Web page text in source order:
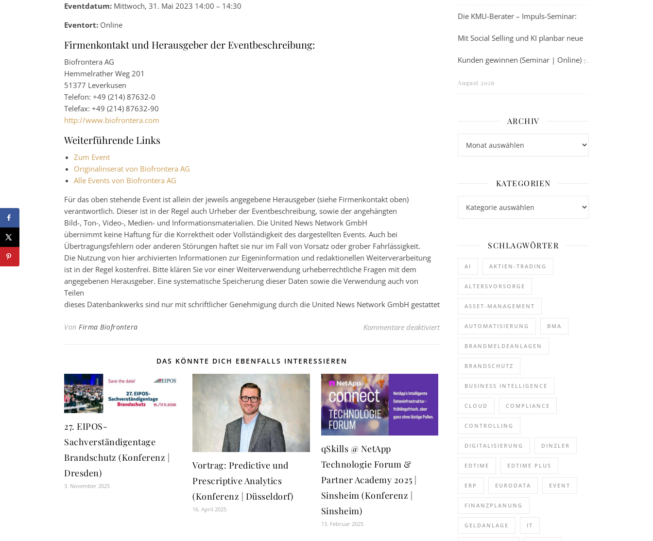
Eventdatum: Mittwoch, 31. Mai 2023 14:00 – 14:30
Eventort: Online
Firmenkontakt und Herausgeber der Eventbeschreibung:
Biofrontera AG
Hemmelrather Weg 201
51377 Leverkusen
Telefon: +49 (214) 87632-0
Telefax: +49 (214) 87632-90
http://www.biofrontera.com
Weiterführende Links
Zum Event
Originalinserat von Biofrontera AG
Alle Events von Biofrontera AG
Für das oben stehende Event ist allein der jeweils angegebene Herausgeber (siehe Firmenkontakt oben)
verantwortlich. Dieser ist in der Regel auch Urheber der Eventbeschreibung, sowie der angehängten
Bild-, Ton-, Video-, Medien- und Informationsmaterialien. Die United News Network GmbH
übernimmt keine Haftung für die Korrektheit oder Vollständigkeit des dargestellten Events. Auch bei
Übertragungsfehlern oder anderen Störungen haftet sie nur im Fall von Vorsatz oder grober Fahrlässigkeit.
Die Nutzung von hier archivierten Informationen zur Eigeninformation und redaktionellen Weiterverarbeitung
ist in der Regel kostenfrei. Bitte klären Sie vor einer Weiterverwendung urheberrechtliche Fragen mit dem
angegebenen Herausgeber. Eine systematische Speicherung dieser Daten sowie die Verwendung auch von
Teilen
dieses Datenbankwerks sind nur mit schriftlicher Genehmigung durch die United News Network GmbH gestattet
Von Firma Biofrontera Kommentare deaktiviertfür Telefonkonferenz am 31. Mai 2023 zu den Ergebnissen für
DAS KÖNNTE DICH EBENFALLS INTERESSIEREN
27. EIPOS-
Sachverständigentage
Brandschutz (Konferenz |
Dresden)
3. November 2025
Vortrag: Predictive und
Prescriptive Analytics
(Konferenz | Düsseldorf)
16. April 2025
qSkills @ NetApp
Technologie Forum &
Partner Academy 2025 |
Sinsheim (Konferenz |
Sinsheim)
13. Februar 2025
Die KMU-Berater – Impuls-Seminar:
Mit Social Selling und KI planbar neue
Kunden gewinnen (Seminar | Online) 7.
August 2026
ARCHIV
KATEGORIEN
SCHLAGWÖRTER
AI AKTIEN-TRADING
ALTERSVORSORGE
ASSET-MANAGEMENT
AUTOMATISIERUNG BMA
BRANDMELDEANLAGEN
BRANDSCHUTZ
BUSINESS INTELLIGENCE
CLOUD COMPLIANCE
CONTROLLING
DIGITALISIERUNG DINZLER
EDTIME EDTIME PLUS
ERP EURODATA EVENT
FINANZPLANUNG
GELDANLAGE IT